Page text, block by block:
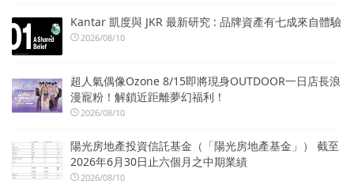
Kantar 凱度與 JKR 最新研究 : 品牌資產有七成來自體驗
2026/08/10
超人氣偶像Ozone 8/15即將現身OUTDOOR一日店長浪
漫寵粉！解鎖近距離夢幻福利！
2026/08/10
陽光房地產投資信託基金（「陽光房地產基金」） 截至
2026年6月30日止六個月之中期業績
2026/08/10